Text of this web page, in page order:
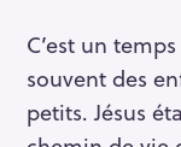
C’est un
souvent des
petits. Jésus